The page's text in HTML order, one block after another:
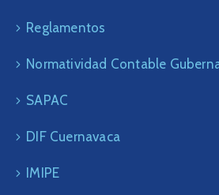
Reglamentos
Normatividad Contable
SAPAC
DIF Cuernavaca
IMIPE